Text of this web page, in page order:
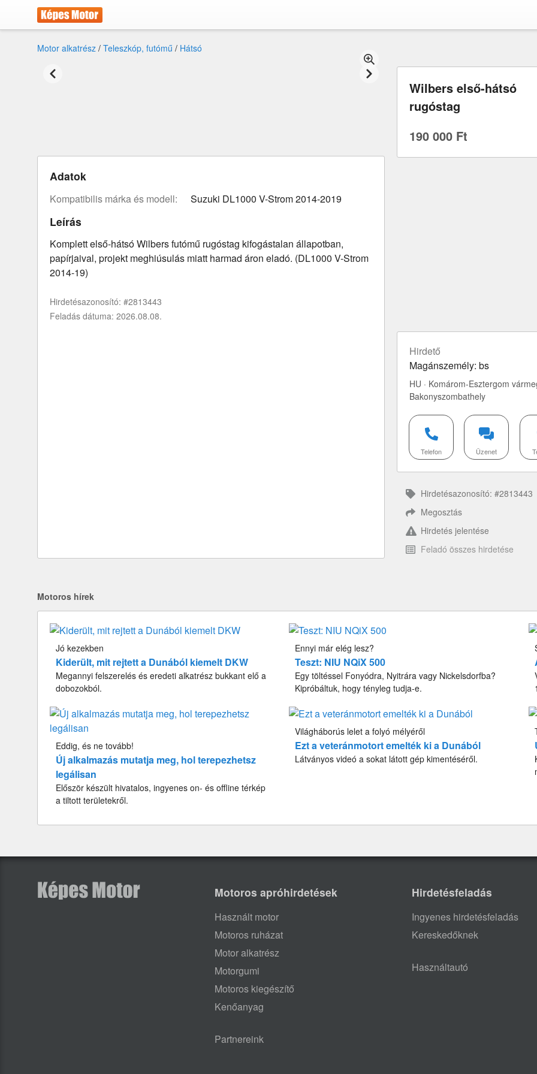
Motor alkatrész / Teleszkóp, futómű / Hátsó
Wilbers első-hátsó
rugóstag
190 000 Ft
Hirdető
Magánszemély: bs
HU · Komárom-Esztergom
Bakonyszombathely
Telefon Üzenet
Hirdetésazonosító: #2813443
Megosztás
Hirdetés jelentése
Feladó összes hirdetése
Adatok
Kompatibilis márka és modell: Suzuki DL1000 V-Strom 2014-2019
Leírás
Komplett első-hátsó Wilbers futómű rugóstag kifogástalan állapotban,
papírjaival, projekt meghiúsulás miatt harmad áron eladó. (DL1000 V-Strom
2014-19)
Hirdetésazonosító: #2813443
Feladás dátuma: 2026.08.08.
Motoros hírek
Jó kezekben
Kiderült, mit rejtett a Dunából kiemelt DKW
Megannyi felszerelés és eredeti alkatrész bukkant elő a
dobozokból.
Ennyi már elég lesz?
Teszt: NIU NQiX 500
Egy töltéssel Fonyódra, Nyitrára vagy Nickelsdorfba?
Kipróbáltuk, hogy tényleg tudja-e.
Eddig, és ne tovább!
Új alkalmazás mutatja meg, hol terepezhetsz
legálisan
Először készült hivatalos, ingyenes on- és offline térkép
a tiltott területekről.
Világháborús lelet a folyó mélyéről
Ezt a veteránmotort emelték ki a Dunából
Látványos videó a sokat látott gép kimentéséről.
Motoros apróhirdetések
Használt motor
Motoros ruházat
Motor alkatrész
Motorgumi
Motoros kiegészítő
Kenőanyag
Partnereink
Hirdetésfeladás
Ingyenes hirdetésfeladás
Kereskedőknek
Használtautó